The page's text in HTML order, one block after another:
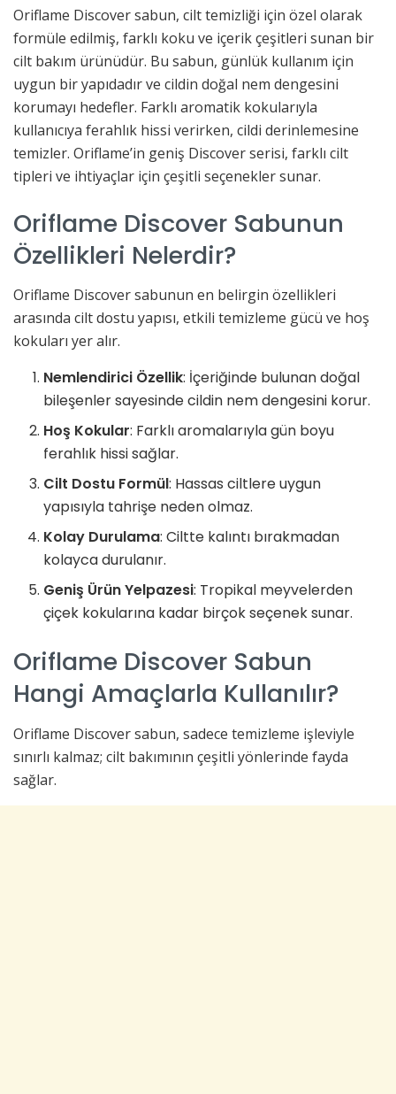
Oriflame Discover sabun, cilt temizliği için özel olarak
formüle edilmiş, farklı koku ve içerik çeşitleri sunan bir
cilt bakım ürünüdür. Bu sabun, günlük kullanım için
uygun bir yapıdadır ve cildin doğal nem dengesini
korumayı hedefler. Farklı aromatik kokularıyla
kullanıcıya ferahlık hissi verirken, cildi derinlemesine
temizler. Oriflame’in geniş Discover serisi, farklı cilt
tipleri ve ihtiyaçlar için çeşitli seçenekler sunar.
Oriflame Discover Sabunun
Özellikleri Nelerdir?
Oriflame Discover sabunun en belirgin özellikleri
arasında cilt dostu yapısı, etkili temizleme gücü ve hoş
kokuları yer alır.
Nemlendirici Özellik: İçeriğinde bulunan doğal
bileşenler sayesinde cildin nem dengesini korur.
Hoş Kokular: Farklı aromalarıyla gün boyu
ferahlık hissi sağlar.
Cilt Dostu Formül: Hassas ciltlere uygun
yapısıyla tahrişe neden olmaz.
Kolay Durulama: Ciltte kalıntı bırakmadan
kolayca durulanır.
Geniş Ürün Yelpazesi: Tropikal meyvelerden
çiçek kokularına kadar birçok seçenek sunar.
Oriflame Discover Sabun
Hangi Amaçlarla Kullanılır?
Oriflame Discover sabun, sadece temizleme işleviyle
sınırlı kalmaz; cilt bakımının çeşitli yönlerinde fayda
sağlar.